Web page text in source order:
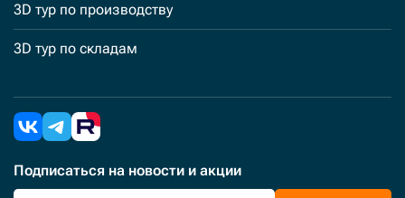
3D тур по производству
3D тур по складам
Подписаться на новости и акции